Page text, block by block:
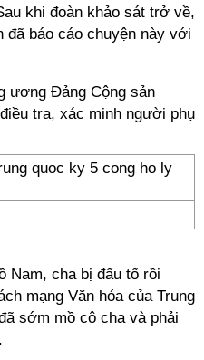
khi đoàn khảo sát trở về,
đã báo cáo chuyện này với
ương Đảng Cộng sản
tra, xác minh người phụ
Nam, cha bị đấu tố rồi
mạng Văn hóa của Trung
sớm mồ cô cha và phải